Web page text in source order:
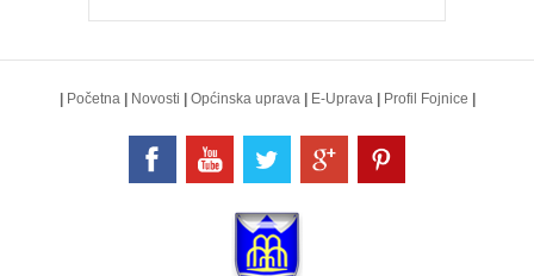
| Početna | Novosti | Općinska uprava | E-Uprava | Profil Fojnice |